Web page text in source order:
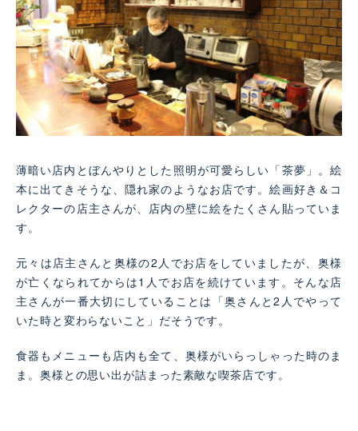
薄暗い店内とぼんやりとした照明が可愛らしい「茶夢」。絵
本に出てきそうな、隠れ家のようなお店です。絵画好き＆コ
レクターの店主さんが、店内の壁に絵をたくさん貼っていま
す。
元々は店主さんと奥様の2人でお店をしていましたが、奥様
が亡くなられてからは1人でお店を続けています。そんな店
主さんが一番大切にしていることは「奥さんと2人でやって
いた時と変わらないこと」だそうです。
食器もメニューも店内も全て、奥様がいらっしゃった時のま
ま。奥様との思い出が詰まった素敵な喫茶店です。